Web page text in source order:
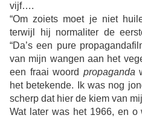
vijf….
“Om zoiets moet je niet
terwijl hij normaliter de
“Da’s een pure
van mijn wangen aan het
een fraai woord propaganda
het betekende. Ik was nog
scherp dat hier de kiem van
Wat later was het 1966, en